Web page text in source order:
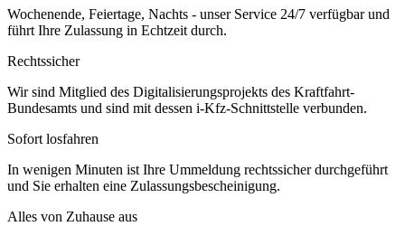
Wochenende, Feiertage, Nachts - unser Service 24/7 verfügbar und
führt Ihre Zulassung in Echtzeit durch.
Rechtssicher
Wir sind Mitglied des Digitalisierungsprojekts des Kraftfahrt-
Bundesamts und sind mit dessen i-Kfz-Schnittstelle verbunden.
Sofort losfahren
In wenigen Minuten ist Ihre Ummeldung rechtssicher durchgeführt
und Sie erhalten eine Zulassungsbescheinigung.
Alles von Zuhause aus